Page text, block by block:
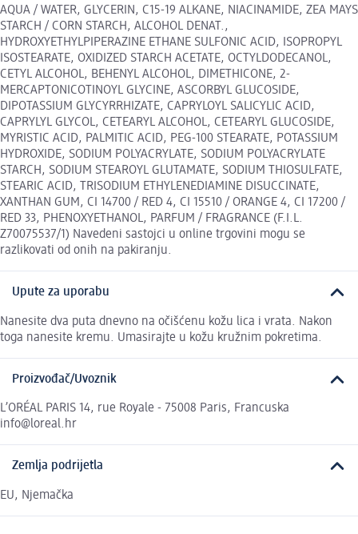
AQUA / WATER, GLYCERIN, C15-19 ALKANE, NIACINAMIDE, ZEA MAYS
STARCH / CORN STARCH, ALCOHOL DENAT.,
HYDROXYETHYLPIPERAZINE ETHANE SULFONIC ACID, ISOPROPYL
ISOSTEARATE, OXIDIZED STARCH ACETATE, OCTYLDODECANOL,
CETYL ALCOHOL, BEHENYL ALCOHOL, DIMETHICONE, 2-
MERCAPTONICOTINOYL GLYCINE, ASCORBYL GLUCOSIDE,
DIPOTASSIUM GLYCYRRHIZATE, CAPRYLOYL SALICYLIC ACID,
CAPRYLYL GLYCOL, CETEARYL ALCOHOL, CETEARYL GLUCOSIDE,
MYRISTIC ACID, PALMITIC ACID, PEG-100 STEARATE, POTASSIUM
HYDROXIDE, SODIUM POLYACRYLATE, SODIUM POLYACRYLATE
STARCH, SODIUM STEAROYL GLUTAMATE, SODIUM THIOSULFATE,
STEARIC ACID, TRISODIUM ETHYLENEDIAMINE DISUCCINATE,
XANTHAN GUM, CI 14700 / RED 4, CI 15510 / ORANGE 4, CI 17200 /
RED 33, PHENOXYETHANOL, PARFUM / FRAGRANCE (F.I.L.
Z70075537/1) Navedeni sastojci u online trgovini mogu se
razlikovati od onih na pakiranju.
Upute za uporabu
Nanesite dva puta dnevno na očišćenu kožu lica i vrata. Nakon
toga nanesite kremu. Umasirajte u kožu kružnim pokretima.
Proizvođač/Uvoznik
L’ORÉAL PARIS 14, rue Royale - 75008 Paris, Francuska
info@loreal.hr
Zemlja podrijetla
EU, Njemačka